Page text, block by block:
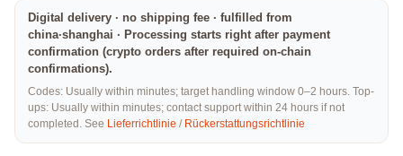
Digital delivery · no shipping fee · fulfilled from
china·shanghai · Processing starts right after payment
confirmation (crypto orders after required on-chain
confirmations).
Codes: Usually within minutes; target handling window 0–2 hours. Top-
ups: Usually within minutes; contact support within 24 hours if not
completed. See Lieferrichtlinie / Rückerstattungsrichtlinie